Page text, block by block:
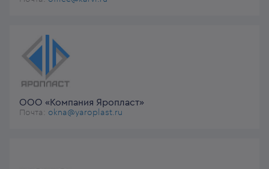
ООО «Компания Яропласт»
Почта: okna@yaroplast.ru